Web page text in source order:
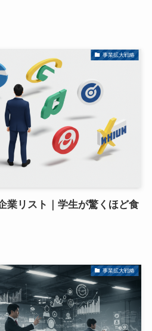
事業拡大戦略
業リスト｜学生が驚くほど食
事業拡大戦略